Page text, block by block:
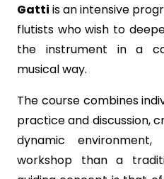
Gatti is an intensive
flutists who wish to
the instrument in a
musical way.
The course combines
practice and discussion,
dynamic
workshop than a